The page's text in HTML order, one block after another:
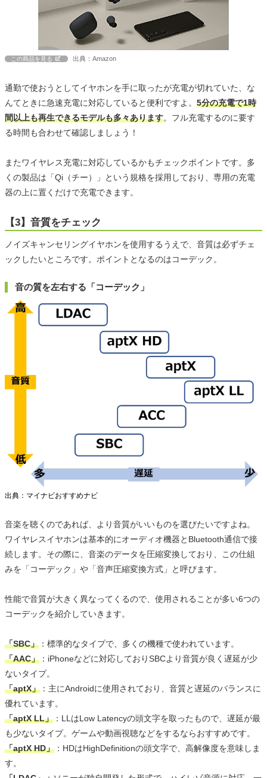
この商品を見る 出典：Amazon
通勤で使おうとしてイヤホンを手に取ったが充電が切れていた、な
んてときに急速充電に対応していると便利ですよ。 5分の充電で1時
間以上も再生できるモデルも多々あります。フル充電するのに要す
る時間も合わせて確認しましょう！
またワイヤレス充電に対応しているかもチェックポイントです。多
くの製品は「Qi（チー）」という規格を採用しており、専用の充電
器の上に置くだけで充電できます。
【3】音質をチェック
ノイズキャンセリングイヤホンを使用するうえで、音質は必ずチェ
ックしたいところです。ポイントとなるのはコーデック。
音の質を左右する「コーデック」
出典：マイナビおすすめナビ
音楽を聴くのであれば、より音質がいいものを選びたいですよね。
ワイヤレスイヤホンは基本的にオーディオ機器とBluetooth通信で接
続します。その際に、音楽のデータを圧縮変換しており、この仕組
みを「コーデック」や「音声圧縮変換方式」と呼びます。
性能で音質が大きく異なってくるので、使用されることが多い6つの
コーデックを紹介していきます。
「SBC」 ：標準的なタイプで、多くの機種で使われています。
「AAC」 ：iPhoneなどに対応しておりSBCより音質が良く遅延が少
ないタイプ。
「aptX」 ：主にAndroidに使用されており、音質と遅延のバランスに
優れています。
「aptX LL」 ：LLはLow Latencyの頭文字を取ったもので、遅延が最
も少ないタイプ。ゲームや動画視聴などをするならおすすめです。
「aptX HD」 ：HDはHighDefinitionの頭文字で、高解像度を意味しま
す。